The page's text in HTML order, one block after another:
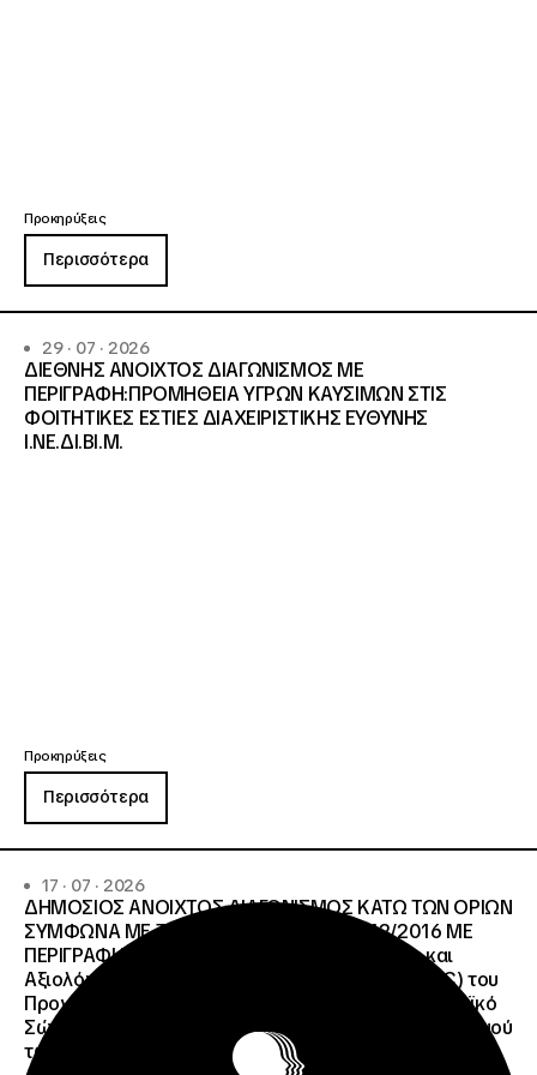
Προκηρύξεις
Περισσότερα
29 · 07 · 2026
ΔΙΕΘΝΗΣ ΑΝΟΙΧΤΟΣ ΔΙΑΓΩΝΙΣΜΟΣ ΜΕ
ΠΕΡΙΓΡΑΦΗ:ΠΡΟΜΗΘΕΙΑ ΥΓΡΩΝ ΚΑΥΣΙΜΩΝ ΣΤΙΣ
ΦΟΙΤΗΤΙΚΕΣ ΕΣΤΙΕΣ ΔΙΑΧΕΙΡΙΣΤΙΚΗΣ ΕΥΘΥΝΗΣ
Ι.ΝΕ.ΔΙ.ΒΙ.Μ.
Προκηρύξεις
Περισσότερα
17 · 07 · 2026
ΔΗΜΟΣΙΟΣ ΑΝΟΙΧΤΟΣ ΔΙΑΓΩΝΙΣΜΟΣ ΚΑΤΩ ΤΩΝ ΟΡΙΩΝ
ΣΥΜΦΩΝΑ ΜΕ ΤΟ ΑΡΘΡΟ 107 ΤΟΥ Ν.4412/2016 ΜΕ
ΠΕΡΙΓΡΑΦΗ: Διοργάνωση Κύκλου Κατάρτισης και
Αξιολόγησης (Training and Evaluation Cycle – TEC) του
Προγράμματος European Solidarity Corps (Ευρωπαϊκό
Σώμα Αλληλεγγύης) της Εθνικής Μονάδας Συντονισμού
των Προγραμμάτων Erasmus+/Τομέας Νεολαία &